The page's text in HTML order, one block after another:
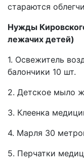
стараются
Нужды
лежачих детей)
1. Освежитель
балончики 10 шт.
2. Детское мыло
3. Клеенка
4. Марля 30
5. Перчатки